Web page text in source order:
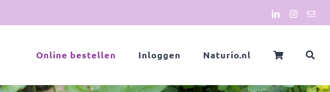
LinkedInInstagram
E-
Online bestellen Inloggen Naturio.nl